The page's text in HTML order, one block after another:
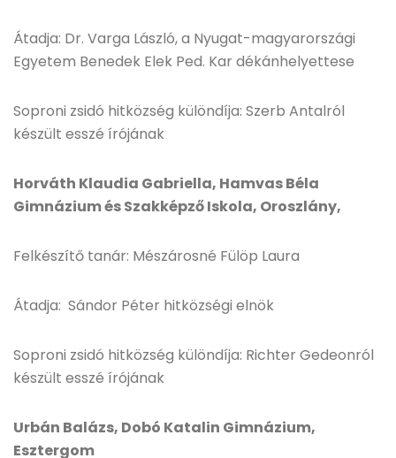
Átadja: Dr. Varga László, a Nyugat-magyarországi
Egyetem Benedek Elek Ped. Kar dékánhelyettese
Soproni zsidó hitközség különdíja: Szerb Antalról
készült esszé írójának
Horváth Klaudia Gabriella, Hamvas Béla
Gimnázium és Szakképző Iskola, Oroszlány,
Felkészítő tanár: Mészárosné Fülöp Laura
Átadja: Sándor Péter hitközségi elnök
Soproni zsidó hitközség különdíja: Richter Gedeonról
készült esszé írójának
Urbán Balázs, Dobó Katalin Gimnázium,
Esztergom